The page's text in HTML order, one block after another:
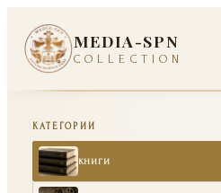
MEDIA-SPN
COLLECTION
КАТЕГОРИИ
КНИГИ